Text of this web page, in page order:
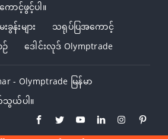
ောင့်ဖွင့်ပါ။
န်းများ
သရုပ်ပြအကောင့်
ဒေါင်းလုဒ် Olymptrade
- Olymptrade မြန်မာ
သွယ်ပါ။